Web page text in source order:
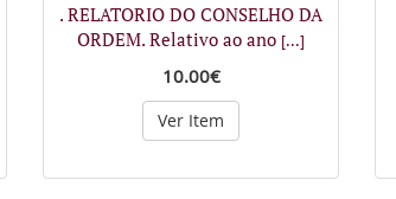
. RELATORIO DO CONSELHO DA
ORDEM. Relativo ao ano [...]
10.00€
Ver Item